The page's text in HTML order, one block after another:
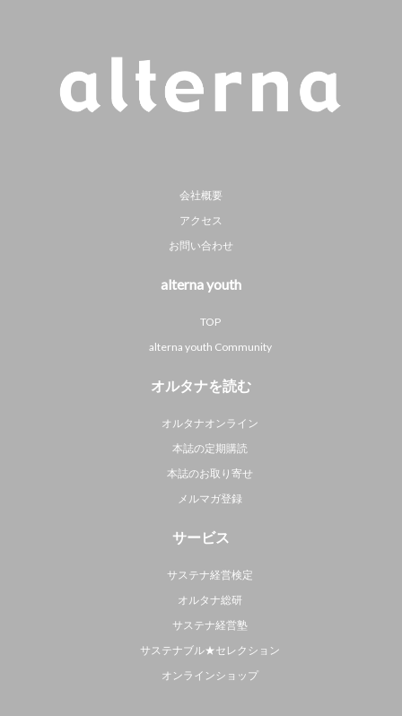
会社概要
アクセス
お問い合わせ
alterna youth
TOP
alterna youth Community
オルタナを読む
オルタナオンライン
本誌の定期購読
本誌のお取り寄せ
メルマガ登録
サービス
サステナ経営検定
オルタナ総研
サステナ経営塾
サステナブル★セレクション
オンラインショップ